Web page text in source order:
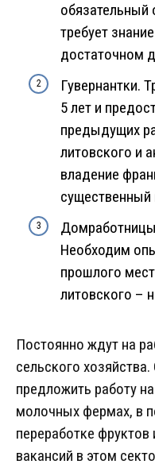
обязательный
требует
достаточном
Гувернантки.
5 лет и
предыдущих
литовского и
владение
существенный
Необходим
прошлого
литовского –
Постоянно ждут на
сельского
предложить работу
молочных фермах, в
переработке
вакансий в этом